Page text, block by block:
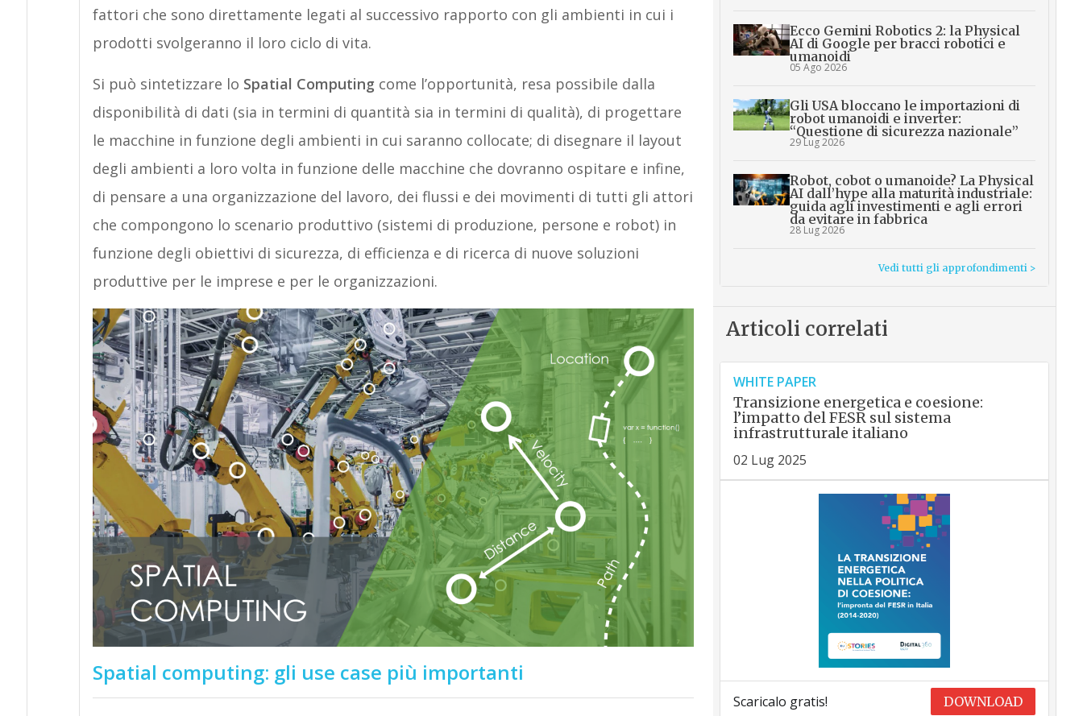
fattori che sono direttamente legati al successivo rapporto con gli ambienti in cui i
prodotti svolgeranno il loro ciclo di vita.
Si può sintetizzare lo Spatial Computing come l’opportunità, resa possibile dalla
disponibilità di dati (sia in termini di quantità sia in termini di qualità), di progettare
le macchine in funzione degli ambienti in cui saranno collocate; di disegnare il layout
degli ambienti a loro volta in funzione delle macchine che dovranno ospitare e infine,
di pensare a una organizzazione del lavoro, dei flussi e dei movimenti di tutti gli attori
che compongono lo scenario produttivo (sistemi di produzione, persone e robot) in
funzione degli obiettivi di sicurezza, di efficienza e di ricerca di nuove soluzioni
produttive per le imprese e per le organizzazioni.
Spatial computing: gli use case più importanti
Ecco Gemini Robotics 2: la Physical
AI di Google per bracci robotici e
umanoidi
05 Ago 2026
Gli USA bloccano le importazioni di
robot umanoidi e inverter:
“Questione di sicurezza nazionale”
29 Lug 2026
Robot, cobot o umanoide? La Physical
AI dall’hype alla maturità industriale:
guida agli investimenti e agli errori
da evitare in fabbrica
28 Lug 2026
Vedi tutti gli approfondimenti >
Articoli correlati
WHITE PAPER
Transizione energetica e coesione:
l’impatto del FESR sul sistema
infrastrutturale italiano
02 Lug 2025
Scaricalo gratis! DOWNLOAD